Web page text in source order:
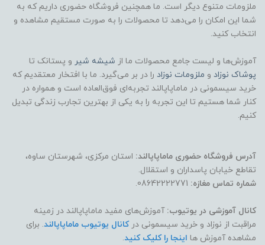
ملزومات متنوع دیگر است. ما همچنین فروشگاه حضوری داریم که به
شما این امکان را می‌دهد تا محصولات را به صورت مستقیم مشاهده و
انتخاب کنید.
آموزش‌ها و لیست جامع محصولات ما از شیشه شیر و پستانک تا
پوشاک نوزاد و ملزومات نوزاد را در بر می‌گیرد. ما با افتخار معتقدیم که
خرید سیسمونی در ماماپاپالند تجربه‌ای فوق‌العاده است و همواره در
کنار شما هستیم تا این تجربه را به یکی از بهترین تجارب زندگی تبدیل
کنیم.
آدرس فروشگاه حضوری ماماپاپالند: استان مرکزی، شهرستان ساوه،
تقاطع خیابان پاسداران و استقلال.
شماره تماس مغازه:
کانال آموزشی در یوتیوب: آموزش‌های مفید ماماپاپالند در زمینه
مراقبت از نوزاد و خرید سیسمونی درکانال یوتیوب ماماپاپالند. برای
مشاهده آموزش ها اینجا را کلیک کنید.